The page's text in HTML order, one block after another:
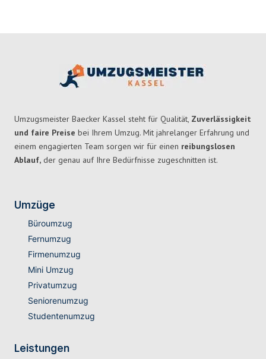
Umzugsmeister Baecker Kassel steht für Qualität, Zuverlässigkeit
und faire Preise bei Ihrem Umzug. Mit jahrelanger Erfahrung und
einem engagierten Team sorgen wir für einen reibungslosen
Ablauf, der genau auf Ihre Bedürfnisse zugeschnitten ist.
Umzüge
Büroumzug
Fernumzug
Firmenumzug
Mini Umzug
Privatumzug
Seniorenumzug
Studentenumzug
Leistungen